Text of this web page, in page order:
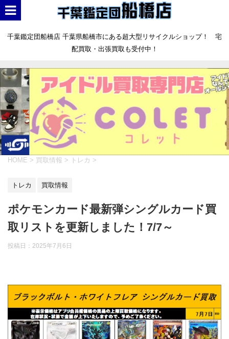
千葉鑑定団船橋店 千葉県船橋市にある超大型リサイクルショップ！ 宅
配買取・出張買取も受付中！
HOME > 買取情報 > トレカ >
トレカ 買取情報
ポケモンカード最新弾シングルカード買
取リストを更新しました！7/7～
投稿日： 2025年7月6日